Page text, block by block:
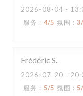
2026-08-04 -
服务 : 4/5 氛围 : 3
Frédéric S
2026-07-20 -
服务 : 5/5 氛围 : 5